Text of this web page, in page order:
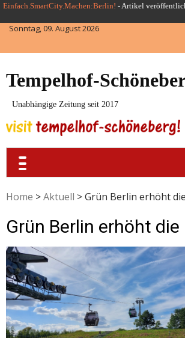
Skip
to
content
Einfach.SmartCity.Machen:Berlin! -Artikel
Sonntag, 09. August 2026
Tempelhof-
Unabhängige Zeitung seit 2017
Home >Aktuell >Grün Berlin erhöht
Grün Berlin erhöht die